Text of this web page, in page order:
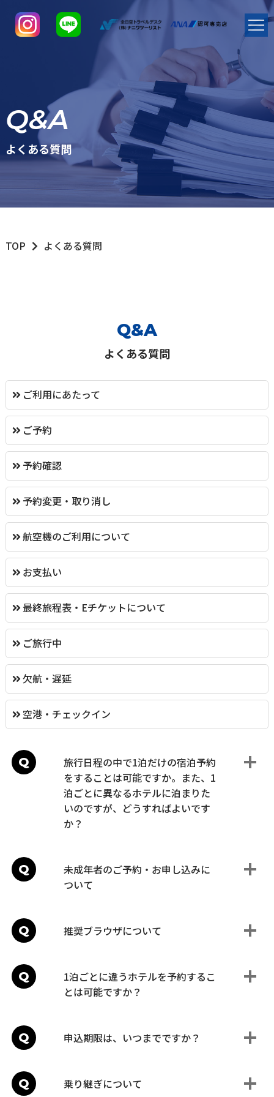
Q&A
よくある質問
TOP よくある質問
Q&A
よくある質問
ご利用にあたって
ご予約
予約確認
予約変更・取り消し
航空機のご利用について
お支払い
最終旅程表・Eチケットについて
ご旅行中
欠航・遅延
空港・チェックイン
Q
旅行日程の中で1泊だけの宿泊予約
をすることは可能ですか。また、1
泊ごとに異なるホテルに泊まりた
いのですが、どうすればよいです
か？
Q
未成年者のご予約・お申し込みに
ついて
Q 推奨ブラウザについて
Q
1泊ごとに違うホテルを予約するこ
とは可能ですか？
Q 申込期限は、いつまでですか？
Q 乗り継ぎについて